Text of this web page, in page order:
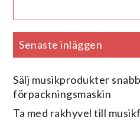
for:
Senaste inläggen
Sälj musikprodukter
förpackningsmaskin
Ta med rakhyvel till